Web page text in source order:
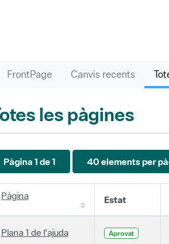
Pàgina 1 de 1 40 elements per
Pàgina Estat
Plana 1 de l'ajuda